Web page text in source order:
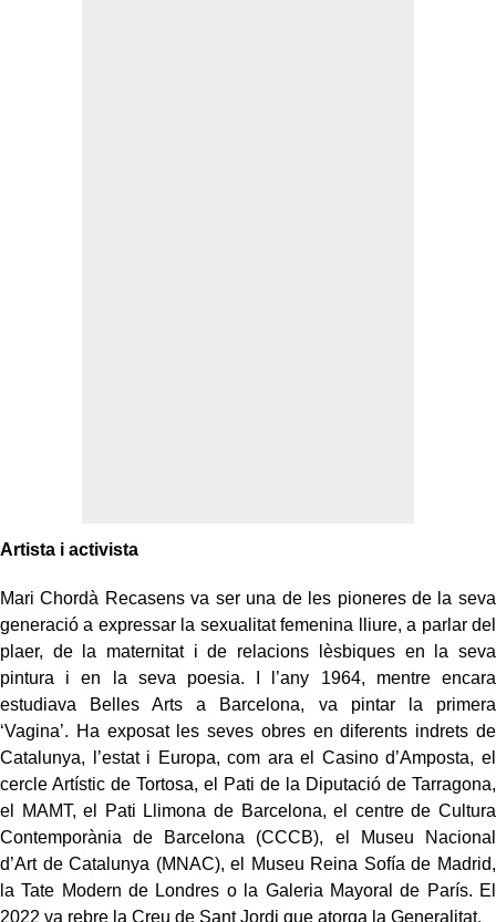
Artista i activista
Mari Chordà Recasens va ser una de les pioneres de la seva
generació a expressar la sexualitat femenina lliure, a parlar del
plaer, de la maternitat i de relacions lèsbiques en la seva
pintura i en la seva poesia. I l’any 1964, mentre encara
estudiava Belles Arts a Barcelona, va pintar la primera
‘Vagina’. Ha exposat les seves obres en diferents indrets de
Catalunya, l’estat i Europa, com ara el Casino d’Amposta, el
cercle Artístic de Tortosa, el Pati de la Diputació de Tarragona,
el MAMT, el Pati Llimona de Barcelona, el centre de Cultura
Contemporània de Barcelona (CCCB), el Museu Nacional
d’Art de Catalunya (MNAC), el Museu Reina Sofía de Madrid,
la Tate Modern de Londres o la Galeria Mayoral de París. El
2022 va rebre la Creu de Sant Jordi que atorga la Generalitat.